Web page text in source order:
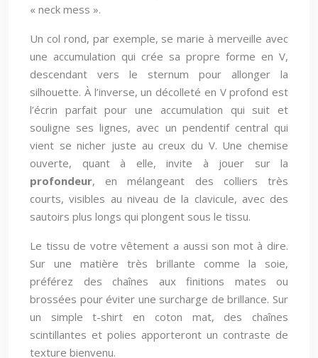
« neck mess ».
Un col rond, par exemple, se marie à merveille avec
une accumulation qui crée sa propre forme en V,
descendant vers le sternum pour allonger la
silhouette. À l’inverse, un décolleté en V profond est
l’écrin parfait pour une accumulation qui suit et
souligne ses lignes, avec un pendentif central qui
vient se nicher juste au creux du V. Une chemise
ouverte, quant à elle, invite à jouer sur la
profondeur, en mélangeant des colliers très
courts, visibles au niveau de la clavicule, avec des
sautoirs plus longs qui plongent sous le tissu.
Le tissu de votre vêtement a aussi son mot à dire.
Sur une matière très brillante comme la soie,
préférez des chaînes aux finitions mates ou
brossées pour éviter une surcharge de brillance. Sur
un simple t-shirt en coton mat, des chaînes
scintillantes et polies apporteront un contraste de
texture bienvenu.